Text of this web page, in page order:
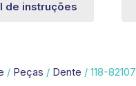
de instruções
/ Peças / Dente / 118-82107